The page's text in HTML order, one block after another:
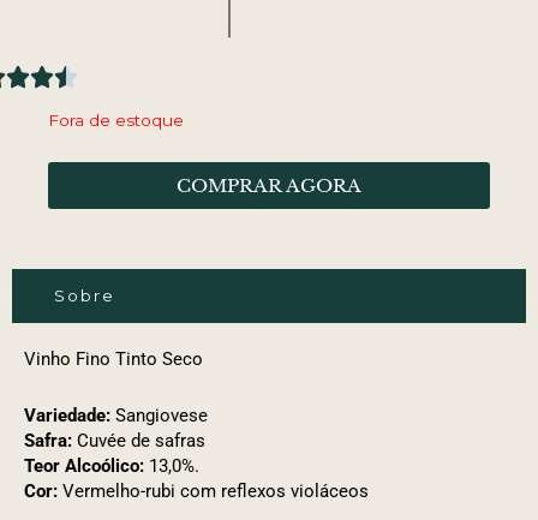
Fora de estoque
COMPRAR AGORA
Sobre
Vinho Fino Tinto Seco
Variedade: Sangiovese
Safra: Cuvée de safras
Teor Alcoólico: 13,0%.
Cor: Vermelho-rubi com reflexos violáceos